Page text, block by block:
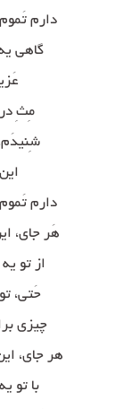
دارم
گاهی
مِثِ
دارم
هَر جای،
از تو
حَتی،
چیزی
هر جای،
با تو